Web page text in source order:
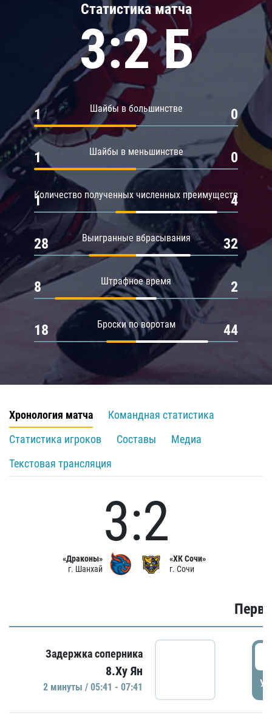
Статистика матча
3:2 Б
Шайбы в большинстве
1 0
Шайбы в меньшинстве
1 0
Количество полученных численных преимуществ
1 4
Выигранные вбрасывания
28 32
Штрафное время
8 2
Броски по воротам
18 44
Хронология матча
Командная статистика
Статистика игроков
Составы
Медиа
Текстовая трансляция
«Драконы»
г. Шанхай
3:2
«ХК Сочи»
г. Сочи
Задержка соперника
8.Ху Ян
2 минуты / 05:41 - 07:41